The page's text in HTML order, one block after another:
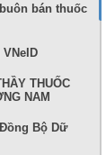
bán thuốc
THUỐC
NAM
Bộ Dữ